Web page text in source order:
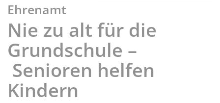
Ehrenamt
Nie zu alt für die
Grundschule –
Senioren helfen
Kindern